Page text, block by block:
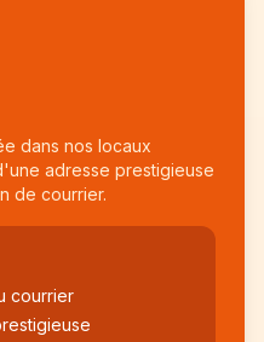
dans nos locaux
adresse prestigieuse
de courrier.
courrier